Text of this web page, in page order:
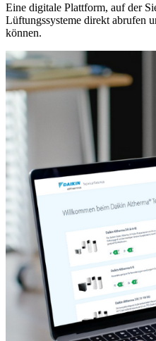
Eine digitale Plattform, auf der
Lüftungssysteme direkt abrufen
können.